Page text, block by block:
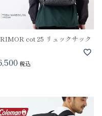
cot 25 リュックサック
税込